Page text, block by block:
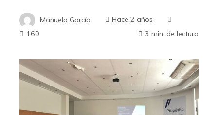
Manuela García
Hace 2 años
160
3 min. de lectura